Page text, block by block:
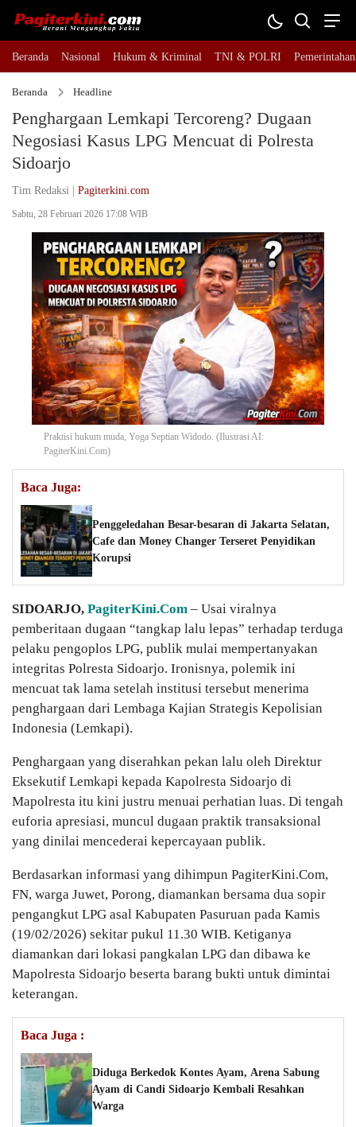
Beranda Nasional Hukum & Kriminal TNI & POLRI Pemerintahan
Beranda Headline
Penghargaan Lemkapi Tercoreng? Dugaan
Negosiasi Kasus LPG Mencuat di Polresta
Sidoarjo
Tim Redaksi | Pagiterkini.com
Sabtu, 28 Februari 2026 17:08 WIB
Praktisi hukum muda, Yoga Septian Widodo. (Ilustrasi AI:
PagiterKini.Com)
Baca Juga:
Penggeledahan Besar-besaran di Jakarta Selatan,
Cafe dan Money Changer Terseret Penyidikan
Korupsi
SIDOARJO, PagiterKini.Com – Usai viralnya
pemberitaan dugaan “tangkap lalu lepas” terhadap terduga
pelaku pengoplos LPG, publik mulai mempertanyakan
integritas Polresta Sidoarjo. Ironisnya, polemik ini
mencuat tak lama setelah institusi tersebut menerima
penghargaan dari Lembaga Kajian Strategis Kepolisian
Indonesia (Lemkapi).
Penghargaan yang diserahkan pekan lalu oleh Direktur
Eksekutif Lemkapi kepada Kapolresta Sidoarjo di
Mapolresta itu kini justru menuai perhatian luas. Di tengah
euforia apresiasi, muncul dugaan praktik transaksional
yang dinilai mencederai kepercayaan publik.
Berdasarkan informasi yang dihimpun PagiterKini.Com,
FN, warga Juwet, Porong, diamankan bersama dua sopir
pengangkut LPG asal Kabupaten Pasuruan pada Kamis
(19/02/2026) sekitar pukul 11.30 WIB. Ketiganya
diamankan dari lokasi pangkalan LPG dan dibawa ke
Mapolresta Sidoarjo beserta barang bukti untuk dimintai
keterangan.
Baca Juga :
Diduga Berkedok Kontes Ayam, Arena Sabung
Ayam di Candi Sidoarjo Kembali Resahkan
Warga